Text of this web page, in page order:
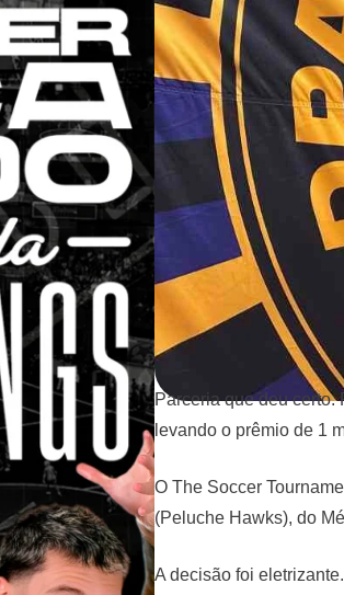
Parceria que deu certo.
levando o prêmio de 1
O The Soccer
(Peluche Hawks), do
A decisão foi